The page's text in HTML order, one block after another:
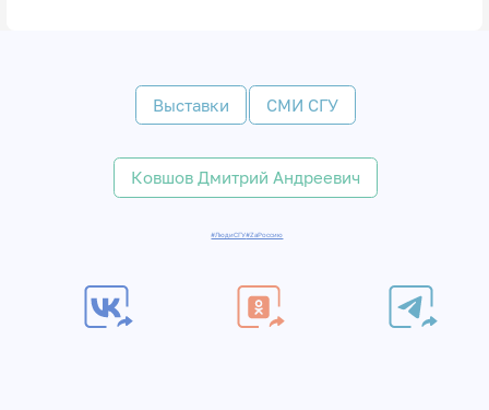
Выставки СМИ СГУ
Ковшов Дмитрий Андреевич
#ЛюдиСГУ#ZаРоссию